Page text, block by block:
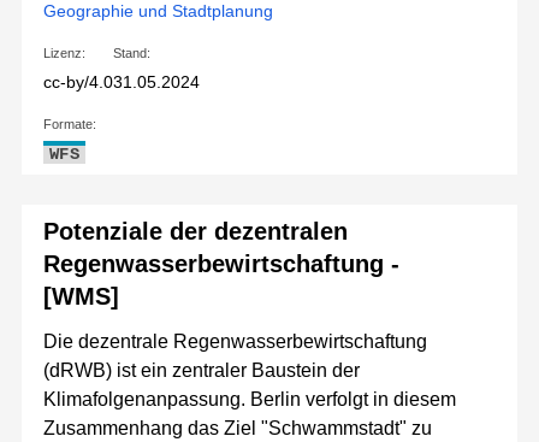
Geographie und Stadtplanung
Lizenz:
cc-by/4.0
Stand:
31.05.2024
Formate:
WFS
Potenziale der dezentralen
Regenwasserbewirtschaftung -
[WMS]
Die dezentrale Regenwasserbewirtschaftung
(dRWB) ist ein zentraler Baustein der
Klimafolgenanpassung. Berlin verfolgt in diesem
Zusammenhang das Ziel "Schwammstadt" zu